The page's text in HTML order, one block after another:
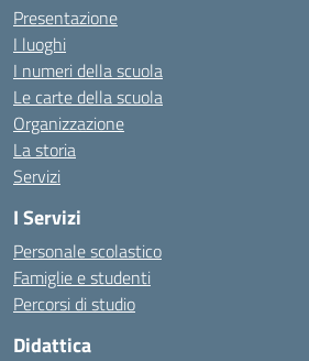
Presentazione
I luoghi
I numeri della scuola
Le carte della scuola
Organizzazione
La storia
Servizi
I Servizi
Personale scolastico
Famiglie e studenti
Percorsi di studio
Didattica